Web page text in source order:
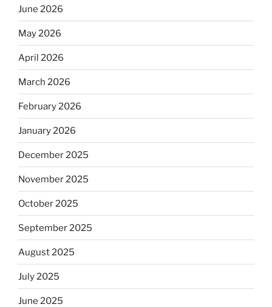
June 2026
May 2026
April 2026
March 2026
February 2026
January 2026
December 2025
November 2025
October 2025
September 2025
August 2025
July 2025
June 2025